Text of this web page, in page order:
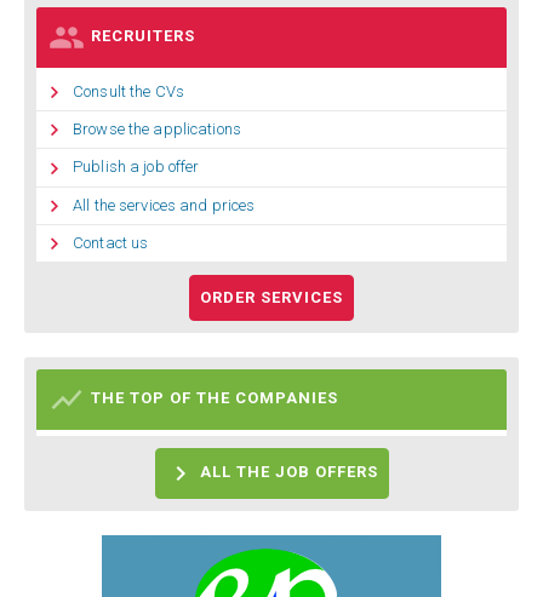
 RECRUITERS
 Consult the CVs
 Browse the applications
 Publish a job offer
 All the services and prices
 Contact us
ORDER SERVICES
 THE TOP OF THE COMPANIES
 ALL THE JOB OFFERS